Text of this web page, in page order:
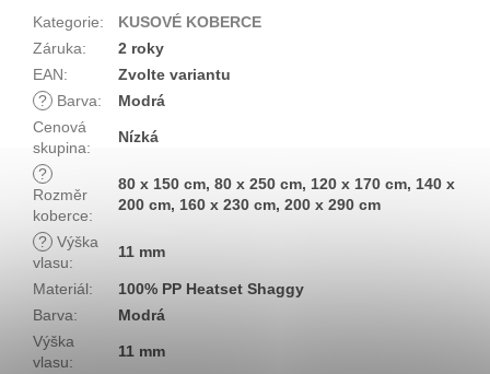
Kategorie:
KUSOVÉ KOBERCE
Záruka:
2 roky
EAN:
Zvolte variantu
?
Barva:
Modrá
Cenová
skupina:
Nízká
?
Rozměr
koberce:
80 x 150 cm, 80 x 250 cm, 120 x 170 cm, 140 x
200 cm, 160 x 230 cm, 200 x 290 cm
? Výška
vlasu:
11 mm
Materiál:
100% PP Heatset Shaggy
Barva:
Modrá
Výška
vlasu:
11 mm